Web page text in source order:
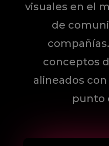
visuales en el
de
conceptos
alineados
punto